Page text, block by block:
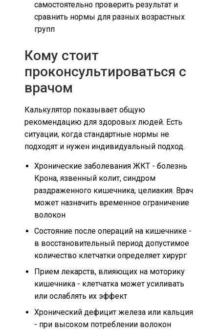
самостоятельно проверить результат и
сравнить нормы для разных возрастных
групп
Кому стоит
проконсультироваться с
врачом
Калькулятор показывает общую
рекомендацию для здоровых людей. Есть
ситуации, когда стандартные нормы не
подходят и нужен индивидуальный подход.
Хронические заболевания ЖКТ - болезнь
Крона, язвенный колит, синдром
раздраженного кишечника, целиакия. Врач
может назначить временное ограничение
волокон
Состояние после операций на кишечнике -
в восстановительный период допустимое
количество клетчатки определяет хирург
Прием лекарств, влияющих на моторику
кишечника - клетчатка может усиливать
или ослаблять их эффект
Хронический дефицит железа или кальция
- при высоком потреблении волокон